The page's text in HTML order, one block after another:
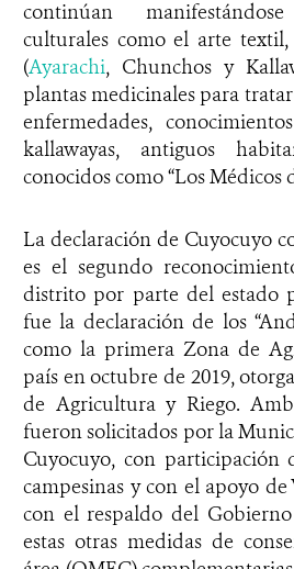
continúan
culturales como el arte
(Ayarachi, Chunchos y
plantas medicinales para
enfermedades,
kallawayas, antiguos
conocidos como “Los Médicos
La declaración de Cuyocuyo
es el segundo
distrito por parte del estado
fue la declaración de los
como la primera Zona de
país en octubre de 2019,
de Agricultura y Riego.
fueron solicitados por la
Cuyocuyo, con participación
campesinas y con el apoyo de
con el respaldo del
estas otras medidas de